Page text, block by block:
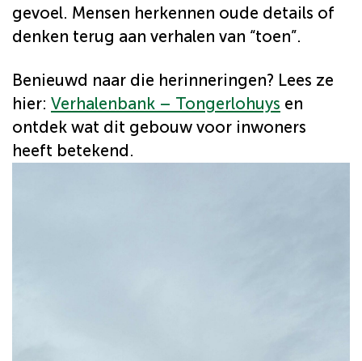
gevoel. Mensen herkennen oude details of
denken terug aan verhalen van “toen”.
Benieuwd naar die herinneringen? Lees ze
hier: Verhalenbank – Tongerlohuys en
ontdek wat dit gebouw voor inwoners
heeft betekend.